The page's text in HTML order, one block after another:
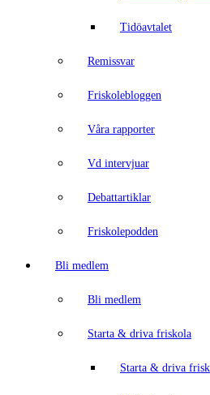
Tidöavtalet
Remissvar
Friskolebloggen
Våra rapporter
Vd intervjuar
Debattartiklar
Friskolepodden
Bli medlem
Bli medlem
Starta & driva friskola
Starta & driva